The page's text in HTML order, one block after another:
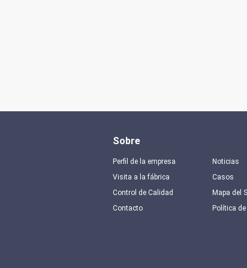
Sobre
Perfil de la empresa
Visita a la fábrica
Control de Calidad
Contacto
Noticias
Casos
Mapa del
Política de